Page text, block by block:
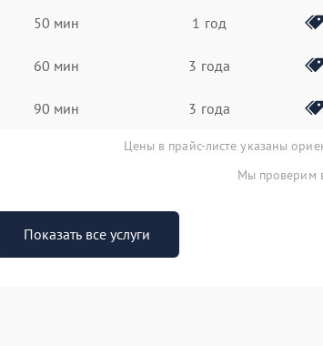
50 мин 1 год
60 мин 3 года
90 мин 3 года
Цены в прайс-листе указаны
Мы проверим
Показать все услуги